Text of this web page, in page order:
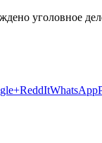
уголовное
ReddItWhatsApp